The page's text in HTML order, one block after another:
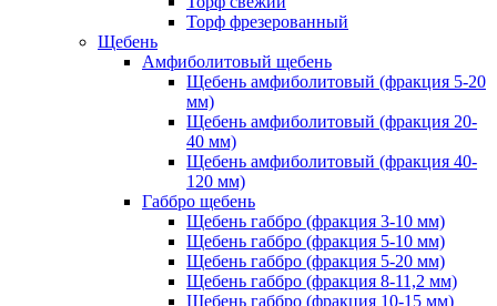
Торф фрезерованный
Щебень
Амфиболитовый щебень
Щебень амфиболитовый (фракция 5-20
мм)
Щебень амфиболитовый (фракция 20-
40 мм)
Щебень амфиболитовый (фракция 40-
120 мм)
Габбро щебень
Щебень габбро (фракция 3-10 мм)
Щебень габбро (фракция 5-10 мм)
Щебень габбро (фракция 5-20 мм)
Щебень габбро (фракция 8-11,2 мм)
Щебень габбро (фракция 10-15 мм)